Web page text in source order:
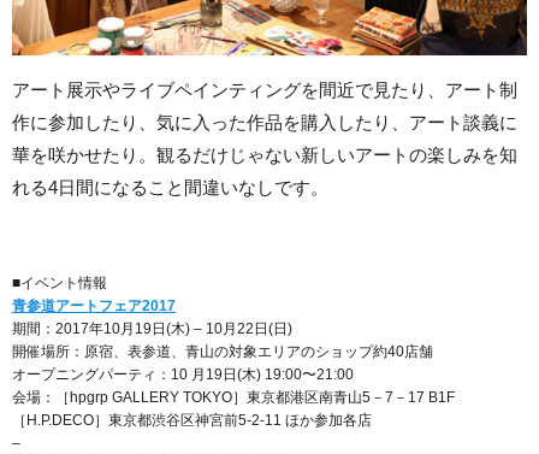
アート展示やライブペインティングを間近で見たり、アート制
作に参加したり、気に入った作品を購入したり、アート談義に
華を咲かせたり。観るだけじゃない新しいアートの楽しみを知
れる4日間になること間違いなしです。
■イベント情報
青参道アートフェア2017
期間：2017年10月19日(木) – 10月22日(日)
開催場所：原宿、表参道、青山の対象エリアのショップ約40店舗
オープニングパーティ：10 月19日(木) 19:00〜21:00
会場：［hpgrp GALLERY TOKYO］東京都港区南青山5－7－17 B1F
［H.P.DECO］東京都渋谷区神宮前5-2-11 ほか参加各店
–